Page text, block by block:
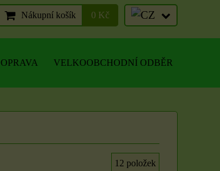
Nákupní košík 0 Kč
VELKOOBCHODNÍ ODBĚR
12 položek